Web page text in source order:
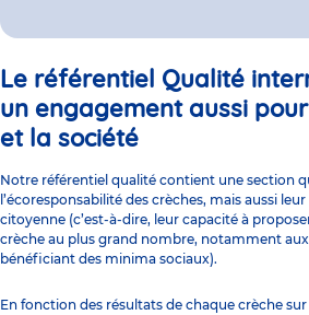
Le référentiel Qualité
un engagement aussi
et la société
Notre référentiel qualité contient une section
l’écoresponsabilité des crèches, mais aussi
citoyenne (c’est-à-dire, leur capacité à
crèche au plus grand nombre, notamment
bénéficiant des minima sociaux).
En fonction des résultats de chaque crèche sur